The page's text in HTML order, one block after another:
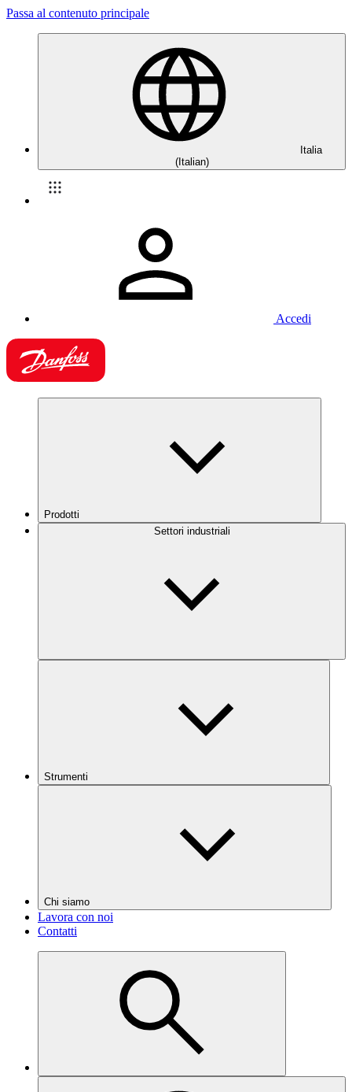
Passa al contenuto principale
Italia
(Italian)
Accedi
Prodotti
Settori industriali
Strumenti
Chi siamo
Lavora con noi
Contatti